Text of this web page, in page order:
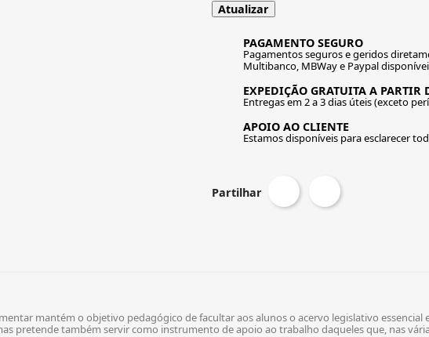
PAGAMENTO SEGURO
Pagamentos seguros e geridos
Multibanco, MBWay e Paypal
EXPEDIÇÃO GRATUITA A PARTIR
Entregas em 2 a 3 dias úteis (exceto
APOIO AO CLIENTE
Estamos disponíveis para esclarecer
Partilhar
mantém o objetivo pedagógico de facultar aos alunos o acervo legislativo essencial
pretende também servir como instrumento de apoio ao trabalho daqueles que, nas